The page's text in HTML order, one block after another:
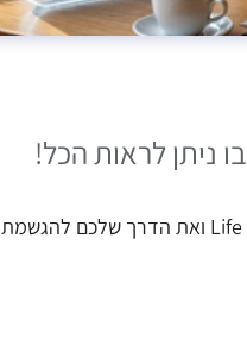
בואו לראות את החידושים במערכת Life Plan ואת הדרך שלכם להגשמת